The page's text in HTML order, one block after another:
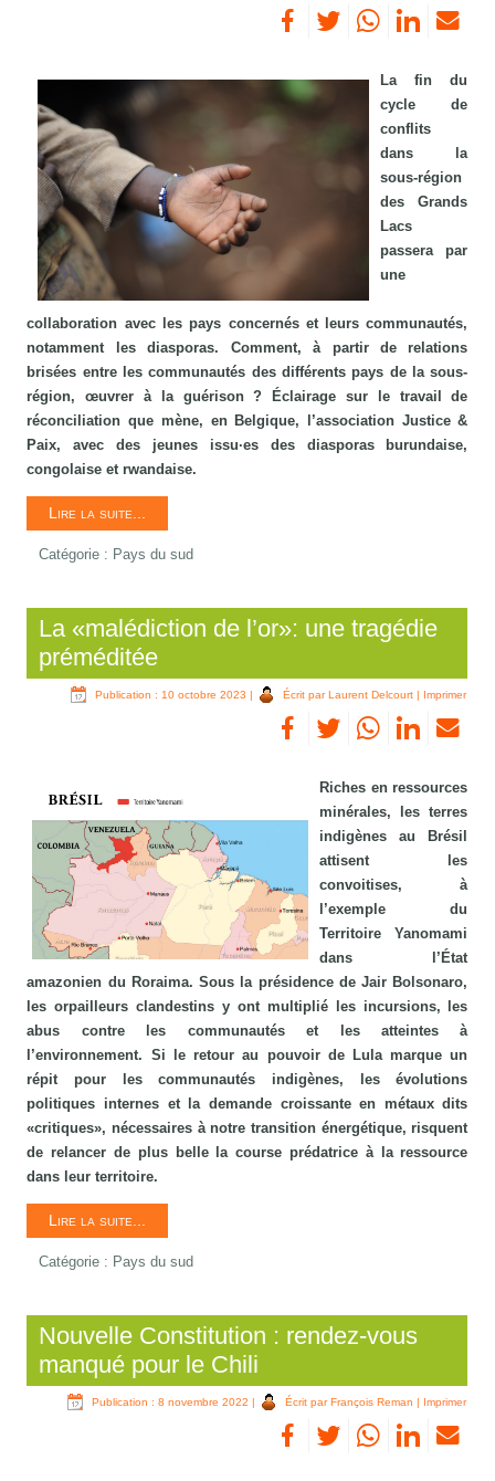
La fin du
cycle de
conflits
dans la
sous-région
des Grands
Lacs
passera par
une
collaboration avec les pays concernés et leurs communautés,
notamment les diasporas. Comment, à partir de relations
brisées entre les communautés des différents pays de la sous-
région, œuvrer à la guérison ? Éclairage sur le travail de
réconciliation que mène, en Belgique, l’association Justice &
Paix, avec des jeunes issu·es des diasporas burundaise,
congolaise et rwandaise.
Lire la suite...
Catégorie : Pays du sud
La «malédiction de l’or»: une tragédie
préméditée
Publication : 10 octobre 2023 | Écrit par Laurent Delcourt | Imprimer
Riches en ressources
minérales, les terres
indigènes au Brésil
attisent les
convoitises, à
l’exemple du
Territoire Yanomami
dans l’État
amazonien du Roraima. Sous la présidence de Jair Bolsonaro,
les orpailleurs clandestins y ont multiplié les incursions, les
abus contre les communautés et les atteintes à
l’environnement. Si le retour au pouvoir de Lula marque un
répit pour les communautés indigènes, les évolutions
politiques internes et la demande croissante en métaux dits
«critiques», nécessaires à notre transition énergétique, risquent
de relancer de plus belle la course prédatrice à la ressource
dans leur territoire.
Lire la suite...
Catégorie : Pays du sud
Nouvelle Constitution : rendez-vous
manqué pour le Chili
Publication : 8 novembre 2022 | Écrit par François Reman | Imprimer